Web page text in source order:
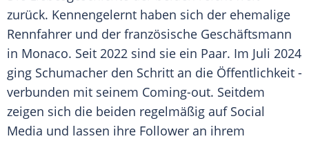
zurück. Kennengelernt haben sich der ehemalige
Rennfahrer und der französische Geschäftsmann
in Monaco. Seit 2022 sind sie ein Paar. Im Juli 2024
ging Schumacher den Schritt an die Öffentlichkeit -
verbunden mit seinem Coming-out. Seitdem
zeigen sich die beiden regelmäßig auf Social
Media und lassen ihre Follower an ihrem